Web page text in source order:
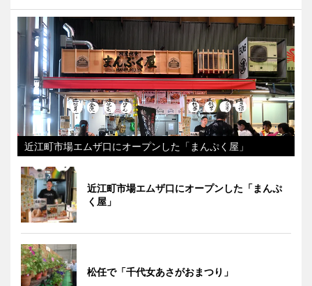
近江町市場エムザ口にオープンした「まんぷく屋」
近江町市場エムザ口にオープンした「まんぷ
く屋」
松任で「千代女あさがおまつり」